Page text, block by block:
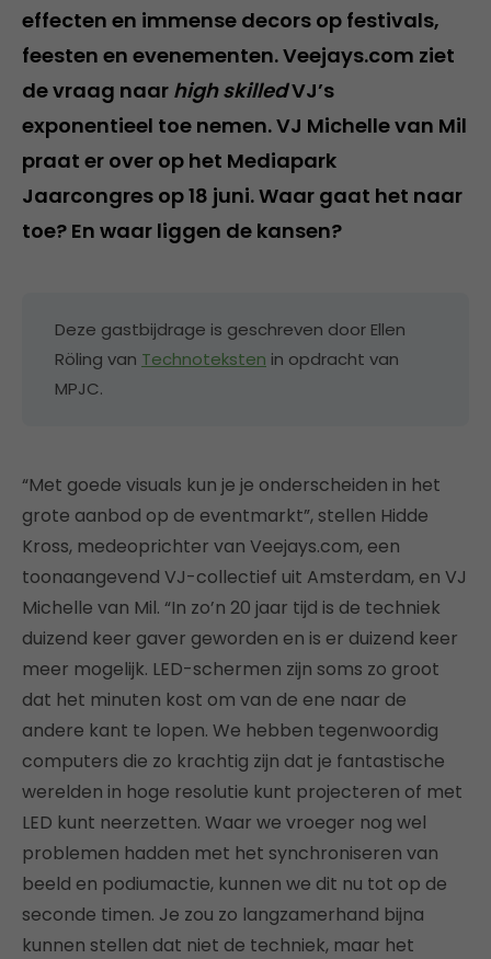
effecten en immense decors op festivals,
feesten en evenementen. Veejays.com ziet
de vraag naar high skilledVJ’s
exponentieel toe nemen. VJ Michelle van Mil
praat er over op het Mediapark
Jaarcongres op 18 juni. Waar gaat het naar
toe? En waar liggen de kansen?
Deze gastbijdrage is geschreven door Ellen
Röling van Technoteksten in opdracht van
MPJC.
“Met goede visuals kun je je onderscheiden in het
grote aanbod op de eventmarkt”, stellen Hidde
Kross, medeoprichter van Veejays.com, een
toonaangevend VJ-collectief uit Amsterdam, en VJ
Michelle van Mil. “In zo’n 20 jaar tijd is de techniek
duizend keer gaver geworden en is er duizend keer
meer mogelijk. LED-schermen zijn soms zo groot
dat het minuten kost om van de ene naar de
andere kant te lopen. We hebben tegenwoordig
computers die zo krachtig zijn dat je fantastische
werelden in hoge resolutie kunt projecteren of met
LED kunt neerzetten. Waar we vroeger nog wel
problemen hadden met het synchroniseren van
beeld en podiumactie, kunnen we dit nu tot op de
seconde timen. Je zou zo langzamerhand bijna
kunnen stellen dat niet de techniek, maar het